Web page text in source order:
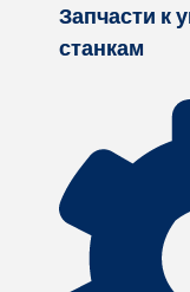
Запчасти к
станкам